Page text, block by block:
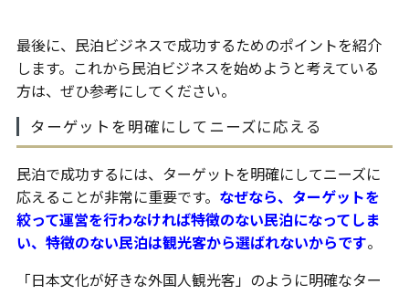
最後に、民泊ビジネスで成功するためのポイントを紹介
します。これから民泊ビジネスを始めようと考えている
方は、ぜひ参考にしてください。
ターゲットを明確にしてニーズに応える
民泊で成功するには、ターゲットを明確にしてニーズに
応えることが非常に重要です。 なぜなら、ターゲットを
絞って運営を行わなければ特徴のない民泊になってしま
い、特徴のない民泊は観光客から選ばれないからです。
「日本文化が好きな外国人観光客」のように明確なター